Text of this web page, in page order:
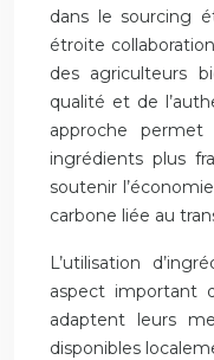
dans le sourcing
étroite
des agriculteurs
qualité et de
approche
ingrédients plus
soutenir
carbone liée au
L’utilisation
aspect important
adaptent leurs
disponibles